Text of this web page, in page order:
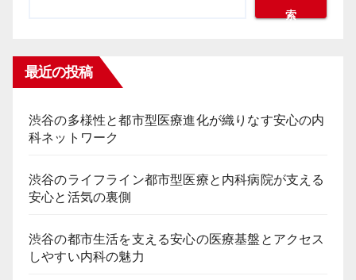
索
最近の投稿
渋谷の多様性と都市型医療進化が織りなす安心の内
科ネットワーク
渋谷のライフライン都市型医療と内科病院が支える
安心と活気の裏側
渋谷の都市生活を支える安心の医療基盤とアクセス
しやすい内科の魅力